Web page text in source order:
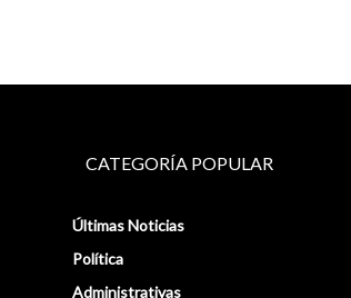
CATEGORÍA POPULAR
Últimas Noticias
Política
Administrativas